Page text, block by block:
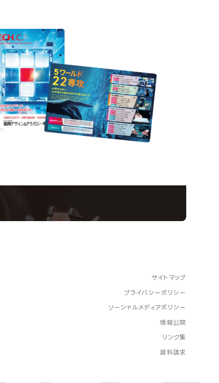
サイトマップ
プライバシーポリシー
ソーシャルメディアポリシー
情報公開
リンク集
資料請求